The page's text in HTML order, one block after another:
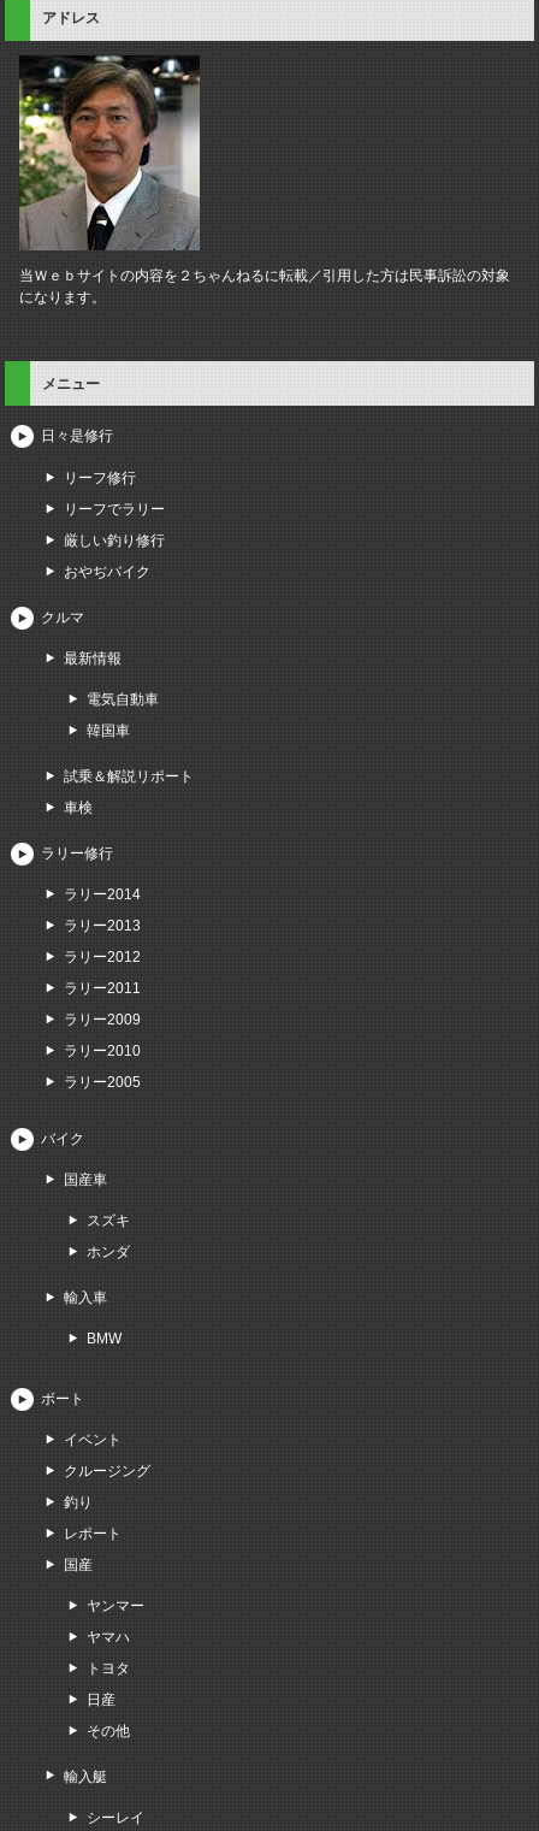
アドレス
当Ｗｅｂサイトの内容を２ちゃんねるに転載／引用した方は民事訴訟の対象
になります。
メニュー
日々是修行
リーフ修行
リーフでラリー
厳しい釣り修行
おやぢバイク
クルマ
最新情報
電気自動車
韓国車
試乗＆解説リポート
車検
ラリー修行
ラリー2014
ラリー2013
ラリー2012
ラリー2011
ラリー2009
ラリー2010
ラリー2005
バイク
国産車
スズキ
ホンダ
輸入車
BMW
ボート
イベント
クルージング
釣り
レポート
国産
ヤンマー
ヤマハ
トヨタ
日産
その他
輸入艇
シーレイ